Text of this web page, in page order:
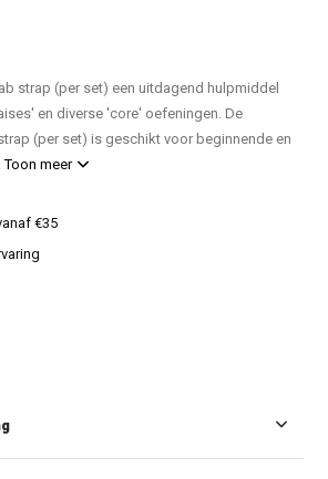
strap (per set) een uitdagend hulpmiddel
en diverse 'core' oefeningen. De
(per set) is geschikt voor beginnende en
Toon meer
€35